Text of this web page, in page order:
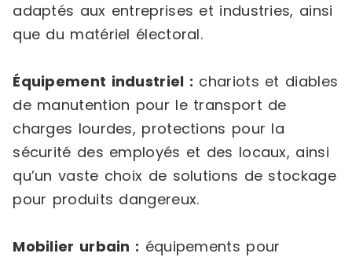
adaptés aux entreprises et industries, ainsi
que du matériel électoral.
Équipement industriel : chariots et diables
de manutention pour le transport de
charges lourdes, protections pour la
sécurité des employés et des locaux, ainsi
qu’un vaste choix de solutions de stockage
pour produits dangereux.
Mobilier urbain : équipements pour